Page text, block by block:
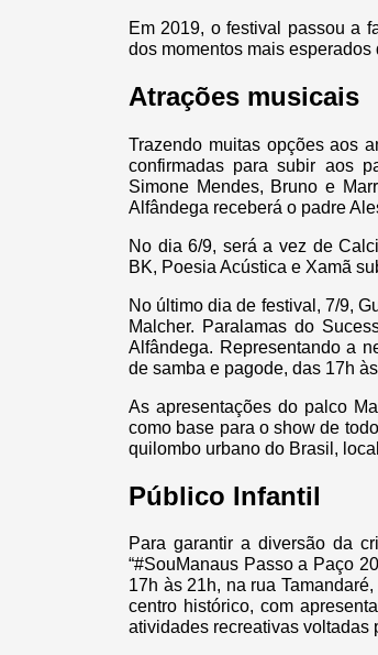
Em 2019, o festival passou a
dos momentos mais esperados
Atrações musicais
Trazendo muitas opções aos
confirmadas para subir aos
Simone Mendes, Bruno e
Alfândega receberá o padre
No dia 6/9, será a vez de
BK, Poesia Acústica e Xamã
No último dia de festival, 7/9,
Malcher. Paralamas do
Alfândega. Representando a
de samba e pagode, das 17h
As apresentações do palco
como base para o show de
quilombo urbano do Brasil,
Público Infantil
Para garantir a diversão da
“#SouManaus Passo a Paço
17h às 21h, na rua
centro histórico, com
atividades recreativas voltadas